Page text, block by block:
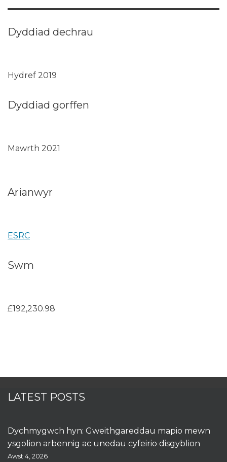
Dyddiad dechrau
Hydref 2019
Dyddiad gorffen
Mawrth 2021
Arianwyr
ESRC
Swm
£192,230.98
LATEST POSTS
Dychmygwch hyn: Gweithgareddau mapio mewn
ysgolion arbennig ac unedau cyfeirio disgyblion
Awst 4, 2026